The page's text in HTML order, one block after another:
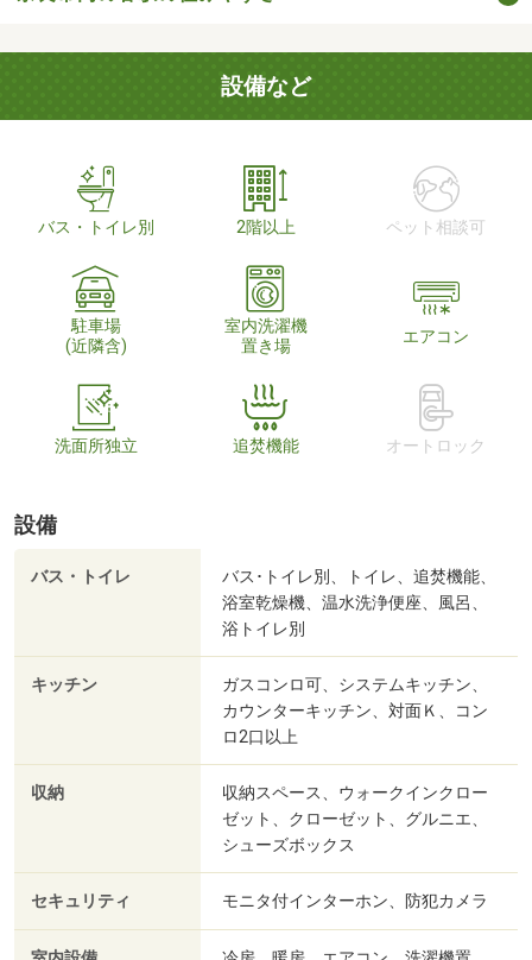
設備など
バス・トイレ別 2階以上 ペット相談可
駐車場
(近隣含)
室内洗濯機
置き場
エアコン
洗面所独立 追焚機能 オートロック
設備
バス・トイレ
バス･トイレ別、トイレ、追焚機能、
浴室乾燥機、温水洗浄便座、風呂、
浴トイレ別
キッチン
ガスコンロ可、システムキッチン、
カウンターキッチン、対面Ｋ、コン
ロ2口以上
収納
収納スペース、ウォークインクロー
ゼット、クローゼット、グルニエ、
シューズボックス
セキュリティ モニタ付インターホン、防犯カメラ